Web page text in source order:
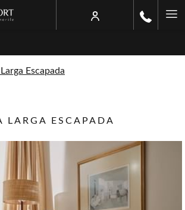
Larga Escapada
LARGA ESCAPADA